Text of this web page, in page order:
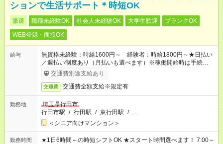
ションで生活サポート＊時短OK
派遣 職種未経験OK 社会人未経験OK 大学生歓迎
ブランクOK
WEB登録・面接OK
給与
無資格未経験：時給1600円～ 経験者：時給1800円～★日払い
／週払い制度あり（月払いも選べます）※稼働開始時は手続き完
了次第のお支払いとなります。
交通費別途支給あり
交通費 交通費全額支給※規定有
勤務地
埼玉県行田市
行田市駅 / 行田駅 / 東行田駅 / …
＜シニア向けマンション＞
勤務時間
★1日6時間～の時短シフトOK ★スタート時間選べます！ 7:00～